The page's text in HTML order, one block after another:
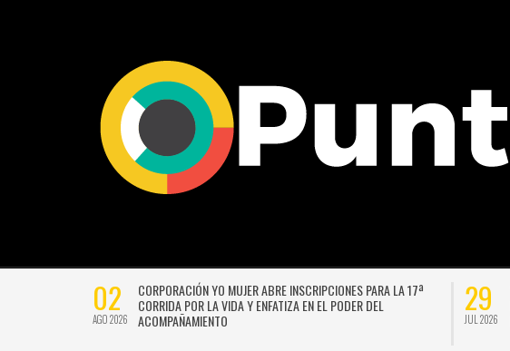
02
AGO 2026
CORPORACIÓN YO MUJER ABRE INSCRIPCIONES PARA LA 17ª
CORRIDA POR LA VIDA Y ENFATIZA EN EL PODER DEL
ACOMPAÑAMIENTO
29
JUL 2026